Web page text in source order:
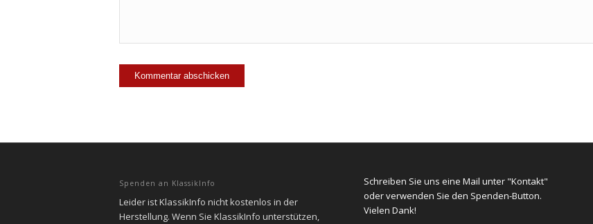
Spenden an KlassikInfo
Leider ist KlassikInfo nicht kostenlos in der
Herstellung. Wenn Sie KlassikInfo unterstützen,
Schreiben Sie uns eine Mail unter "Kontakt"
oder verwenden Sie den Spenden-Button.
Vielen Dank!